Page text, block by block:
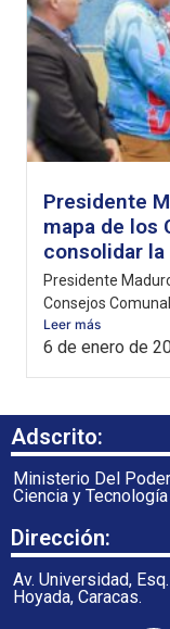
Presidente
mapa de los
consolidar
Presidente
Consejos
Leer más
6 de enero de
Adscrito:
Ministerio Del
Ciencia y Tecnología
Dirección:
Av. Universidad,
Hoyada, Caracas.